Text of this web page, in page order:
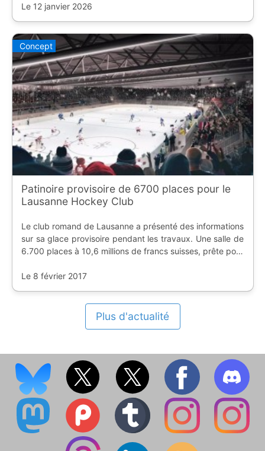
Le 12 janvier 2026
Concept
Patinoire provisoire de 6700 places pour le
Lausanne Hockey Club
Le club romand de Lausanne a présenté des informations
sur sa glace provisoire pendant les travaux. Une salle de
6.700 places à 10,6 millions de francs suisses, prête pour
Le 8 février 2017
Plus d'actualité